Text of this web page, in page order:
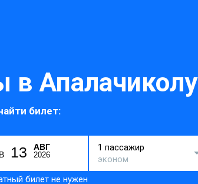
Апалачиколу
билет:
13 АВГ
2026
1 пассажир
эконом
билет не нужен